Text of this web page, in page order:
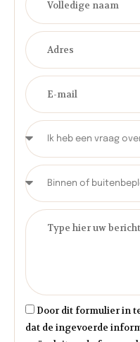
Door dit formulier in
dat de ingevoerde